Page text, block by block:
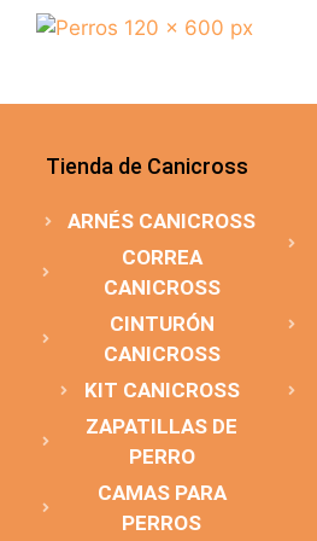
Tienda de Canicross
ARNÉS CANICROSS
CORREA
CANICROSS
CINTURÓN
CANICROSS
KIT CANICROSS
ZAPATILLAS DE
PERRO
CAMAS PARA
PERROS